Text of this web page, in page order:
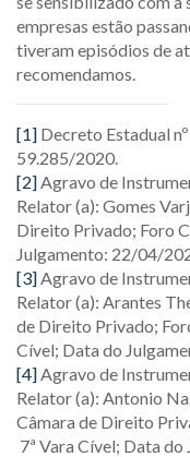
empresas estão
tiveram episódios de
recomendamos.
[1] Decreto Estadual
59.285/2020.
[2]Agravo de
Relator (a): Gomes
Direito Privado; Foro
Julgamento: 22/04/
[3]Agravo de
Relator (a): Arantes
de Direito Privado;
Cível; Data do
[4]Agravo de
Relator (a): Antonio
Câmara de Direito
7ª Vara Cível; Data